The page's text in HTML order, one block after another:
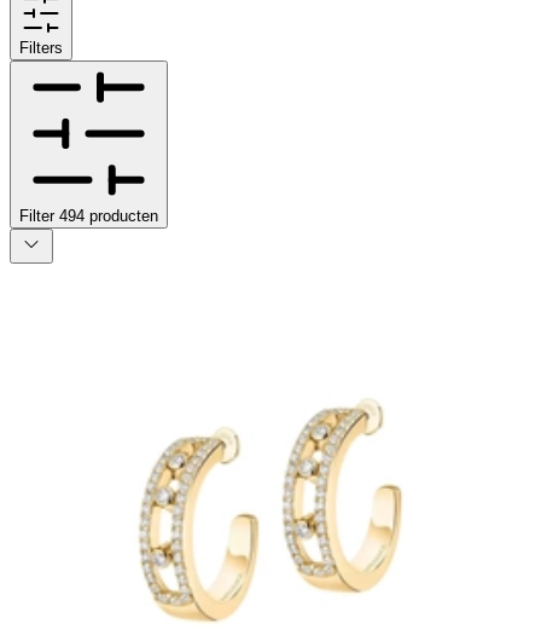
Filters
Filter 494 producten